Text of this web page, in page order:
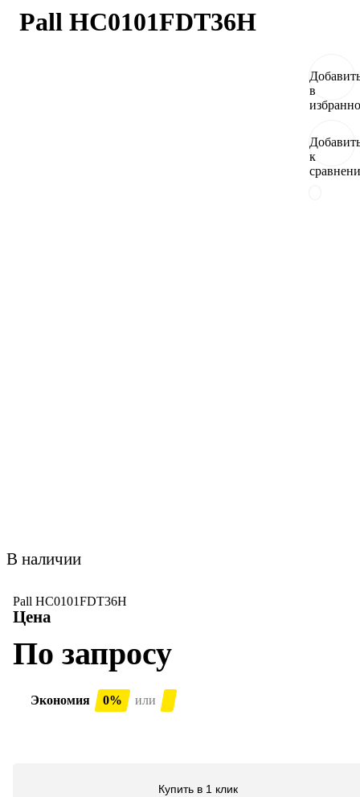
Pall HC0101FDT36H
в
к
В наличии
Pall HC0101FDT36H
Цена
По запросу
Экономия 0% или
Купить в 1 клик